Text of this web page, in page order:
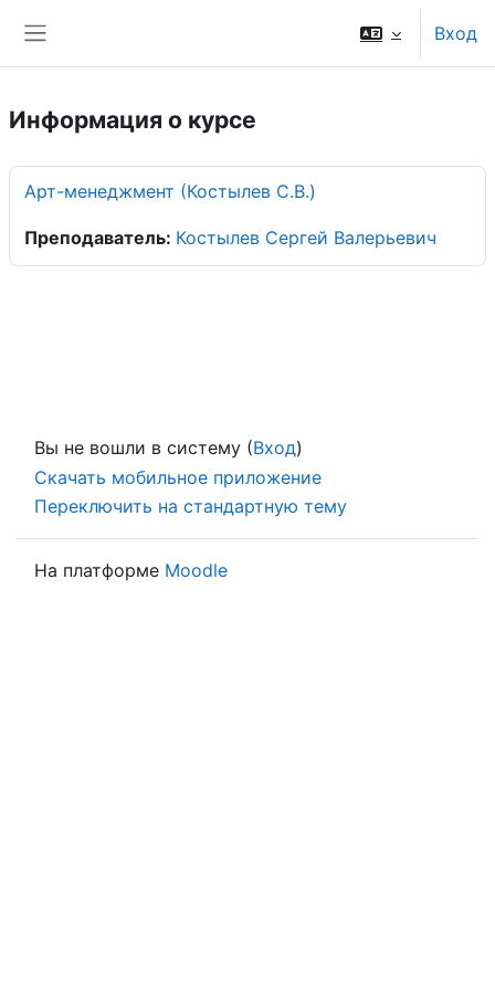
Вход
Информация о курсе
Арт-менеджмент (Костылев С.В.)
Преподаватель: Костылев Сергей Валерьевич
Вы не вошли в систему (Вход)
Скачать мобильное приложение
Переключить на стандартную тему
На платформе Moodle